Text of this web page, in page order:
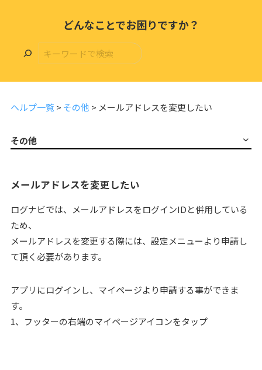
どんなことでお困りですか？
ヘルプ一覧 > その他 > メールアドレスを変更したい
その他
メールアドレスを変更したい
ログナビでは、メールアドレスをログインIDと併用している
ため、
メールアドレスを変更する際には、設定メニューより申請し
て頂く必要があります。
アプリにログインし、マイページより申請する事ができま
す。
1、フッターの右端のマイページアイコンをタップ